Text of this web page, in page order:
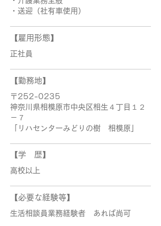
・送迎（社有車使用）
【雇用形態】
正社員
【勤務地】
〒252-0235
神奈川県相模原市中央区相生４丁目１２
－７
「リハセンターみどりの樹 相模原」
【学 歴】
高校以上
【必要な経験等】
生活相談員業務経験者 あれば尚可